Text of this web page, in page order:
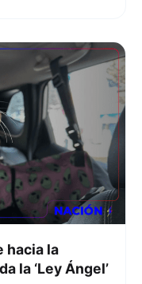
hacia la
la ‘Ley Ángel’